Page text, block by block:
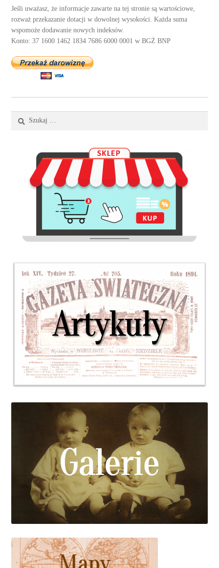
Jeśli uważasz, że informacje zawarte na tej stronie są wartościowe,
rozważ przekazanie dotacji w dowolnej wysokości. Każda suma
wspomoże dodawanie nowych indeksów.
Konto: 37 1600 1462 1834 7686 6000 0001 w BGŻ BNP